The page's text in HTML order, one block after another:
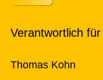
Verantwortlich
Thomas Kohn